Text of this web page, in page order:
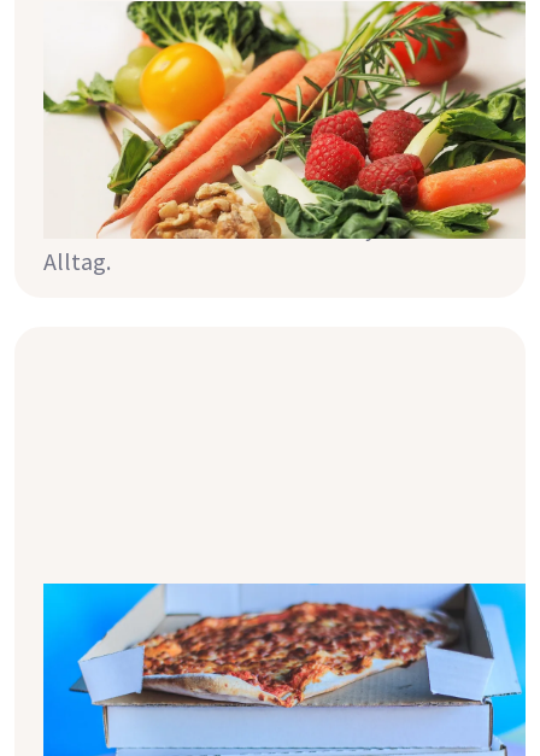
Neu an der Dialyse? Grundlagen zur
Ernährung
Deine Ernährung und dein Trinkverhalten
sind als Dialysepatient unheimlich wichtig -
du solltest sie im Vergleich zur Zeit vor der
Dialyse anpassen. Sie haben Einfluss auf dein
Wohlbefinden während der Dialyse und im
Alltag.
Phosphat & Dialyse: die Grundlagen
Die Einschränkung der Phosphatzufuhr ist
bei Dialysepatienten notwendig, um
Folgeerkrankungen zu vermeiden. Du hast
dich schon immer gefragt, was es denn mit